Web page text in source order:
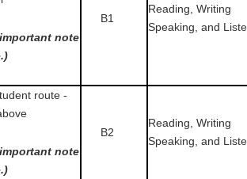
note
B1
Reading, Writing
Speaking, and
route -
note
B2
Reading, Writing
Speaking, and